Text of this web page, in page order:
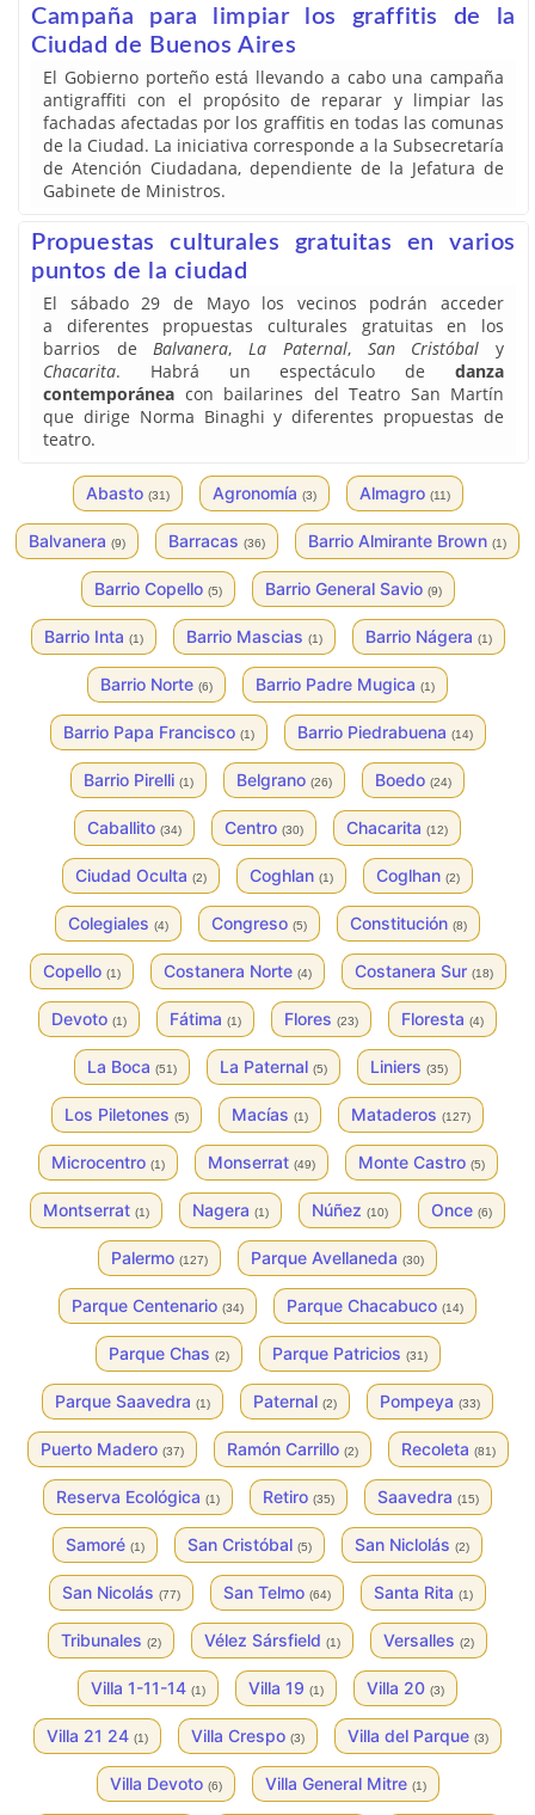
Campaña para limpiar los graffitis de la
Ciudad de Buenos Aires
El Gobierno porteño está llevando a cabo una campaña
antigraffiti con el propósito de reparar y limpiar las
fachadas afectadas por los graffitis en todas las comunas
de la Ciudad. La iniciativa corresponde a la Subsecretaría
de Atención Ciudadana, dependiente de la Jefatura de
Gabinete de Ministros.
Propuestas culturales gratuitas en varios
puntos de la ciudad
El sábado 29 de Mayo los vecinos podrán acceder
a diferentes propuestas culturales gratuitas en los
barrios deBalvanera,La Paternal, San Cristóbal y
Chacarita. Habrá un espectáculo de danza
contemporánea con bailarines del Teatro San Martín
que dirige Norma Binaghi y diferentes propuestas de
teatro.
Abasto (31) Agronomía (3) Almagro (11)
Balvanera (9) Barracas (36) Barrio Almirante Brown (1)
Barrio Copello (5) Barrio General Savio (9)
Barrio Inta (1) Barrio Mascias (1) Barrio Nágera (1)
Barrio Norte (6) Barrio Padre Mugica (1)
Barrio Papa Francisco (1) Barrio Piedrabuena (14)
Barrio Pirelli (1) Belgrano (26) Boedo (24)
Caballito (34) Centro (30) Chacarita (12)
Ciudad Oculta (2) Coghlan (1) Coglhan (2)
Colegiales (4) Congreso (5) Constitución (8)
Copello (1) Costanera Norte (4) Costanera Sur (18)
Devoto (1) Fátima (1) Flores (23) Floresta (4)
La Boca (51) La Paternal (5) Liniers (35)
Los Piletones (5) Macías (1) Mataderos (127)
Microcentro (1) Monserrat (49) Monte Castro (5)
Montserrat (1) Nagera (1) Núñez (10) Once (6)
Palermo (127) Parque Avellaneda (30)
Parque Centenario (34) Parque Chacabuco (14)
Parque Chas (2) Parque Patricios (31)
Parque Saavedra (1) Paternal (2) Pompeya (33)
Puerto Madero (37) Ramón Carrillo (2) Recoleta (81)
Reserva Ecológica (1) Retiro (35) Saavedra (15)
Samoré (1) San Cristóbal (5) San Niclolás (2)
San Nicolás (77) San Telmo (64) Santa Rita (1)
Tribunales (2) Vélez Sársfield (1) Versalles (2)
Villa 1-11-14 (1) Villa 19 (1) Villa 20 (3)
Villa 21 24 (1) Villa Crespo (3) Villa del Parque (3)
Villa Devoto (6) Villa General Mitre (1)